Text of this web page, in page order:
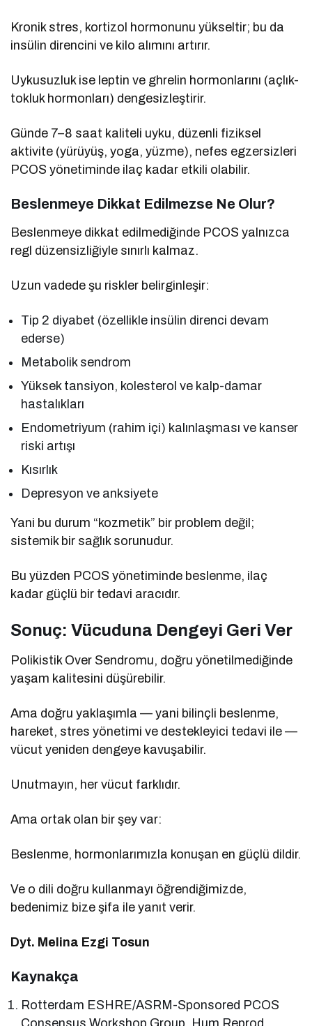
Kronik stres, kortizol hormonunu yükseltir; bu da
insülin direncini ve kilo alımını artırır.
Uykusuzluk ise leptin ve ghrelin hormonlarını (açlık-
tokluk hormonları) dengesizleştirir.
Günde 7–8 saat kaliteli uyku, düzenli fiziksel
aktivite (yürüyüş, yoga, yüzme), nefes egzersizleri
PCOS yönetiminde ilaç kadar etkili olabilir.
Beslenmeye Dikkat Edilmezse Ne Olur?
Beslenmeye dikkat edilmediğinde PCOS yalnızca
regl düzensizliğiyle sınırlı kalmaz.
Uzun vadede şu riskler belirginleşir:
Tip 2 diyabet (özellikle insülin direnci devam
ederse)
Metabolik sendrom
Yüksek tansiyon, kolesterol ve kalp-damar
hastalıkları
Endometriyum (rahim içi) kalınlaşması ve kanser
riski artışı
Kısırlık
Depresyon ve anksiyete
Yani bu durum “kozmetik” bir problem değil;
sistemik bir sağlık sorunudur.
Bu yüzden PCOS yönetiminde beslenme, ilaç
kadar güçlü bir tedavi aracıdır.
Sonuç: Vücuduna Dengeyi Geri Ver
Polikistik Over Sendromu, doğru yönetilmediğinde
yaşam kalitesini düşürebilir.
Ama doğru yaklaşımla — yani bilinçli beslenme,
hareket, stres yönetimi ve destekleyici tedavi ile —
vücut yeniden dengeye kavuşabilir.
Unutmayın, her vücut farklıdır.
Ama ortak olan bir şey var:
Beslenme, hormonlarımızla konuşan en güçlü dildir.
Ve o dili doğru kullanmayı öğrendiğimizde,
bedenimiz bize şifa ile yanıt verir.
Dyt. Melina Ezgi Tosun
Kaynakça
Rotterdam ESHRE/ASRM-Sponsored PCOS
Consensus Workshop Group. Hum Reprod.